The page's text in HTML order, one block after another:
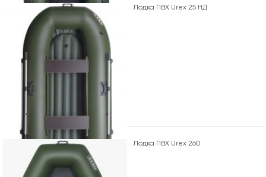
Лодка ПВХ Urex 25 НД
Лодка ПВХ Urex 260